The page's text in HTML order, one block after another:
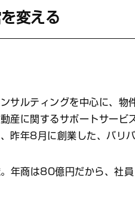
変える
サルティングを中心に、物
産に関するサポートサービ
昨年8月に創業した、バリ
商は80億円だから、社